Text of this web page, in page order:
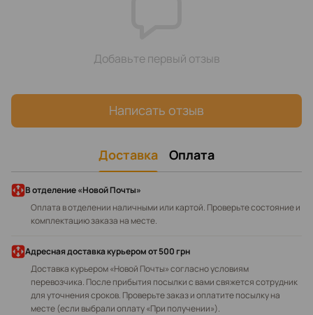
Добавьте первый отзыв
Написать отзыв
Доставка Оплата
В отделение «Новой Почты»
Оплата в отделении наличными или картой. Проверьте состояние и
комплектацию заказа на месте.
Адресная доставка курьеромот 500 грн
Доставка курьером «Новой Почты» согласно условиям
перевозчика. После прибытия посылки с вами свяжется сотрудник
для уточнения сроков. Проверьте заказ и оплатите посылку на
месте (если выбрали оплату «При получении»).